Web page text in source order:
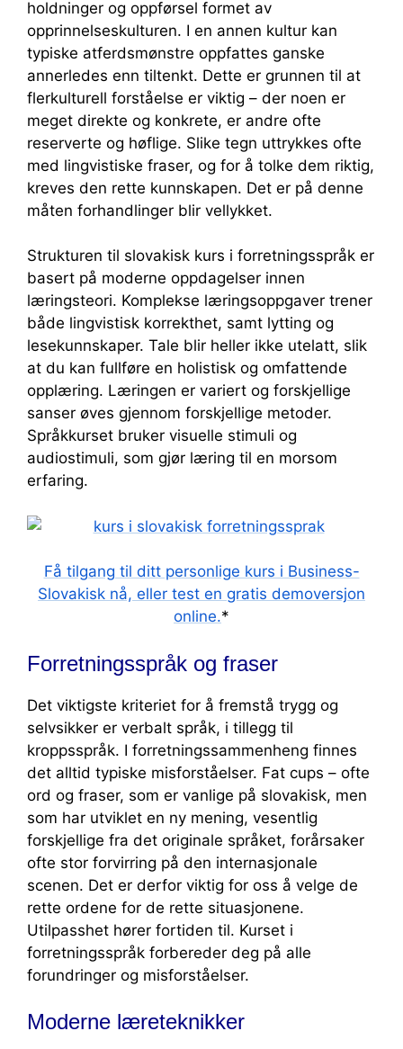
holdninger og oppførsel formet av
opprinnelseskulturen. I en annen kultur kan
typiske atferdsmønstre oppfattes ganske
annerledes enn tiltenkt. Dette er grunnen til at
flerkulturell forståelse er viktig – der noen er
meget direkte og konkrete, er andre ofte
reserverte og høflige. Slike tegn uttrykkes ofte
med lingvistiske fraser, og for å tolke dem riktig,
kreves den rette kunnskapen. Det er på denne
måten forhandlinger blir vellykket.
Strukturen til slovakisk kurs i forretningsspråk er
basert på moderne oppdagelser innen
læringsteori. Komplekse læringsoppgaver trener
både lingvistisk korrekthet, samt lytting og
lesekunnskaper. Tale blir heller ikke utelatt, slik
at du kan fullføre en holistisk og omfattende
opplæring. Læringen er variert og forskjellige
sanser øves gjennom forskjellige metoder.
Språkkurset bruker visuelle stimuli og
audiostimuli, som gjør læring til en morsom
erfaring.
Få tilgang til ditt personlige kurs i Business-
Slovakisk nå, eller test en gratis demoversjon
online.*
Forretningsspråk og fraser
Det viktigste kriteriet for å fremstå trygg og
selvsikker er verbalt språk, i tillegg til
kroppsspråk. I forretningssammenheng finnes
det alltid typiske misforståelser. Fat cups – ofte
ord og fraser, som er vanlige på slovakisk, men
som har utviklet en ny mening, vesentlig
forskjellige fra det originale språket, forårsaker
ofte stor forvirring på den internasjonale
scenen. Det er derfor viktig for oss å velge de
rette ordene for de rette situasjonene.
Utilpasshet hører fortiden til. Kurset i
forretningsspråk forbereder deg på alle
forundringer og misforståelser.
Moderne læreteknikker